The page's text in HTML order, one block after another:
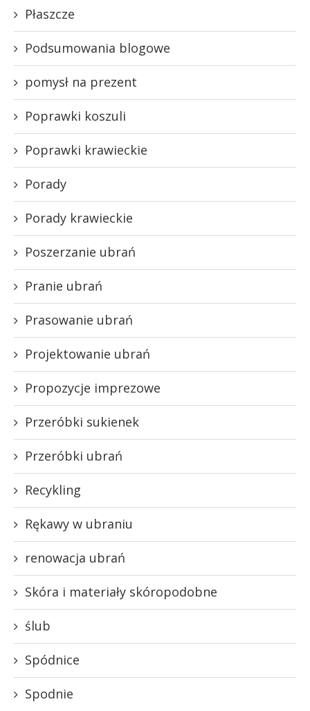
Płaszcze
Podsumowania blogowe
pomysł na prezent
Poprawki koszuli
Poprawki krawieckie
Porady
Porady krawieckie
Poszerzanie ubrań
Pranie ubrań
Prasowanie ubrań
Projektowanie ubrań
Propozycje imprezowe
Przeróbki sukienek
Przeróbki ubrań
Recykling
Rękawy w ubraniu
renowacja ubrań
Skóra i materiały skóropodobne
ślub
Spódnice
Spodnie